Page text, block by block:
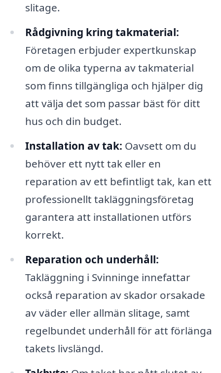
slitage.
Rådgivning kring takmaterial:
Företagen erbjuder expertkunskap
om de olika typerna av takmaterial
som finns tillgängliga och hjälper dig
att välja det som passar bäst för ditt
hus och din budget.
Installation av tak: Oavsett om du
behöver ett nytt tak eller en
reparation av ett befintligt tak, kan ett
professionellt takläggningsföretag
garantera att installationen utförs
korrekt.
Reparation och underhåll:
Takläggning i Svinninge innefattar
också reparation av skador orsakade
av väder eller allmän slitage, samt
regelbundet underhåll för att förlänga
takets livslängd.